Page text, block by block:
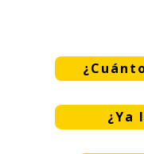
¿Ya